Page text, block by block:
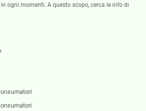
ogni momenti. A questo scopo, cerca le info di